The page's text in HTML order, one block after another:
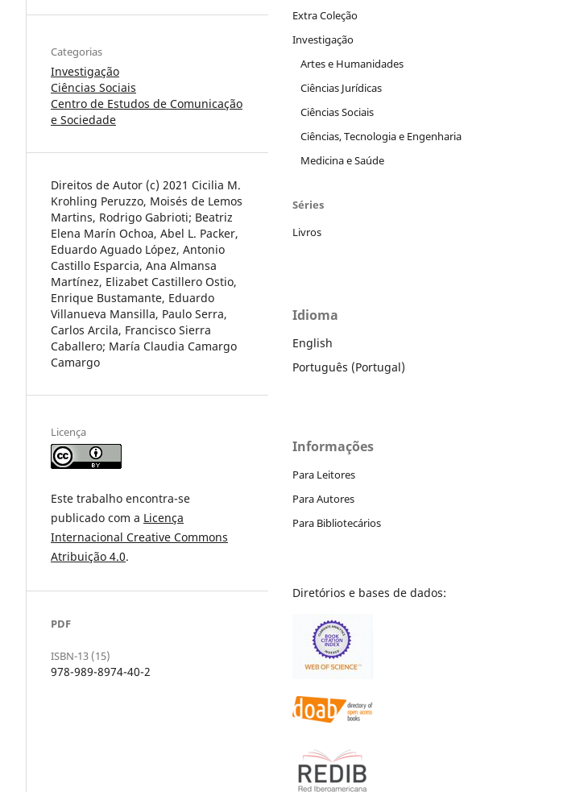
Categorias
Investigação
Ciências Sociais
Centro de Estudos de Comunicação
e Sociedade
Direitos de Autor (c) 2021 Cicilia M.
Krohling Peruzzo, Moisés de Lemos
Martins, Rodrigo Gabrioti; Beatriz
Elena Marín Ochoa, Abel L. Packer,
Eduardo Aguado López, Antonio
Castillo Esparcia, Ana Almansa
Martínez, Elizabet Castillero Ostio,
Enrique Bustamante, Eduardo
Villanueva Mansilla, Paulo Serra,
Carlos Arcila, Francisco Sierra
Caballero; María Claudia Camargo
Camargo
Licença
Este trabalho encontra-se
publicado com a Licença
Internacional Creative Commons
Atribuição 4.0.
PDF
ISBN-13 (15)
978-989-8974-40-2
Extra Coleção
Investigação
Artes e Humanidades
Ciências Jurídicas
Ciências Sociais
Ciências, Tecnologia e Engenharia
Medicina e Saúde
Séries
Livros
Idioma
English
Português (Portugal)
Informações
Para Leitores
Para Autores
Para Bibliotecários
Diretórios e bases de dados: